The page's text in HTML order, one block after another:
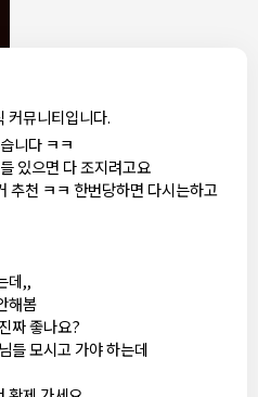
커뮤니티입니다.
없음
서 예약 가능한가요?
음
니다 ㅋㅋ
있으면 다 조지려고요
추천 ㅋㅋ 한번당하면 다시는하고
데,,
해봄
짜 좋나요?
들 모시고 가야 하는데